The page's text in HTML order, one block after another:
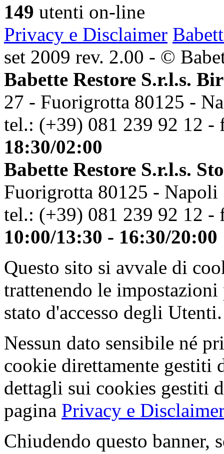
149 utenti on-line
Privacy e Disclaimer
set 2009 rev. 2.00 - ©
Babette Restore S.r.l.s.
27 - Fuorigrotta 80125 -
tel.: (+39) 081 239 92 12 -
18:30/02:00
Babette Restore S.r.l.s.
Fuorigrotta 80125 - Napoli
tel.: (+39) 081 239 92 12 -
10:00/13:30 - 16:30/20:00
Questo sito si avvale di
trattenendo le
stato d'accesso degli Utenti.
Nessun dato sensibile né
cookie direttamente gestiti
dettagli sui cookies gestiti
pagina Privacy e Disclaimer
Chiudendo questo banner,